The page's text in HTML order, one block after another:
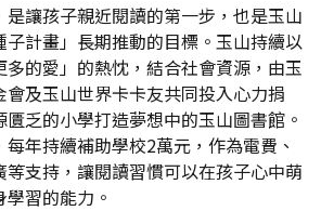
讓孩子親近閱讀的第一步，也是玉山
計畫」長期推動的目標。玉山持續以
多的愛」的熱忱，結合社會資源，由玉
及玉山世界卡卡友共同投入心力捐
乏的小學打造夢想中的玉山圖書館。
年持續補助學校2萬元，作為電費、
支持，讓閱讀習慣可以在孩子心中萌
習的能力。